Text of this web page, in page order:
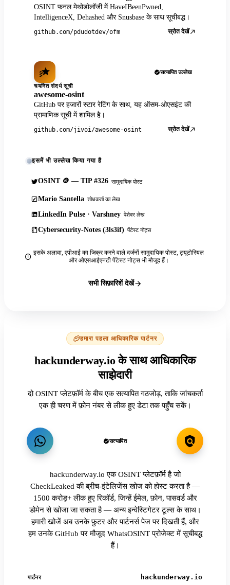
OSINT फनल मेथोडोलॉजी में HaveIBeenPwned,
IntelligenceX, Dehashed और Snusbase के साथ सूचीबद्ध।
github.com/pdudotdev/ofm स्रोत देखें
सत्यापित उल्लेख
चयनित संदर्भ सूची
awesome-osint
GitHub पर हजारों स्टार रेटिंग के साथ, यह ऑसम-ओएसइंट की
प्रामाणिक सूची में शामिल है।
github.com/jivoi/awesome-osint स्रोत देखें
इसमें भी उल्लेख किया गया है
OSINT 🪙 — TIP #326 सामुदायिक पोस्ट
Mario Santella शोधकर्ता का लेख
LinkedIn Pulse · Varshney पेशेवर लेख
Cybersecurity-Notes (3ls3if) पेंटेस्ट नोट्स
इसके अलावा, एपीआई का जिक्र करने वाले दर्जनों सामुदायिक पोस्ट, ट्यूटोरियल
और ओएसआईएनटी पेंटेस्ट नोट्स भी मौजूद हैं।
सभी सिफ़ारिशें देखें
हमारा पहला आधिकारिक पार्टनर
hackunderway.io के साथ आधिकारिक
साझेदारी
दो OSINT प्लेटफ़ॉर्म के बीच एक सत्यापित गठजोड़, ताकि जांचकर्ता
एक ही चरण में फ़ोन नंबर से लीक हुए डेटा तक पहुँच सकें।
सत्यापित
hackunderway.io एक OSINT प्लेटफ़ॉर्म है जो
CheckLeaked की ब्रीच-इंटेलिजेंस खोज को होस्ट करता है —
1500 करोड़+ लीक हुए रिकॉर्ड, जिन्हें ईमेल, फ़ोन, पासवर्ड और
डोमेन से खोजा जा सकता है — अन्य इन्वेस्टिगेटर टूल्स के साथ।
हमारी खोजें अब उनके फ़ुटर और पार्टनर्स पेज पर दिखती हैं, और
हम उनके GitHub पर मौजूद WhatsOSINT प्रोजेक्ट में सूचीबद्ध
हैं।
पार्टनर hackunderway.io